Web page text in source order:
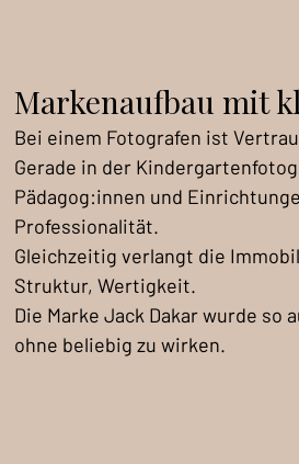
Markenaufbau mit
Bei einem Fotografen ist
Gerade in der
Pädagog:innen und
Professionalität.
Gleichzeitig verlangt die
Struktur, Wertigkeit.
Die Marke Jack Dakar wurde
ohne beliebig zu wirken.